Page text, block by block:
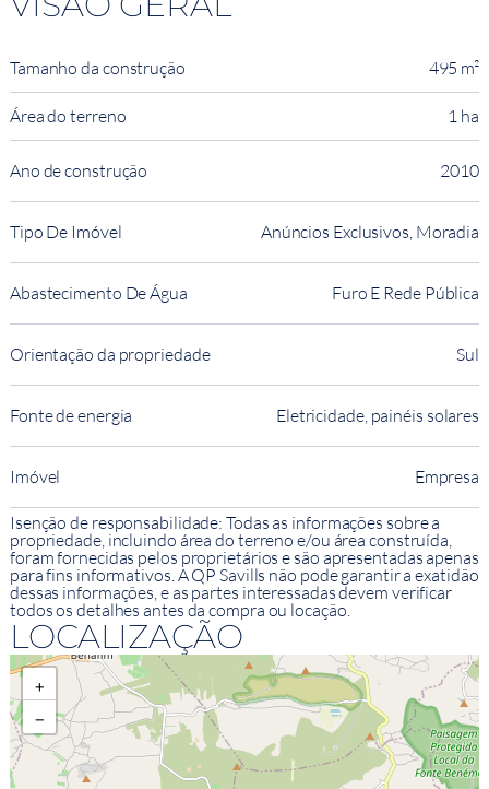
Tamanho da construção 495 m²
Área do terreno 1 ha
Ano de construção 2010
Tipo De Imóvel Anúncios Exclusivos, Moradia
Abastecimento De Água Furo E Rede Pública
Orientação da propriedade Sul
Fonte de energia Eletricidade, painéis solares
Imóvel Empresa
Isenção de responsabilidade: Todas as informações sobre a
propriedade, incluindo área do terreno e/ou área construída,
foram fornecidas pelos proprietários e são apresentadas apenas
para fins informativos. A QP Savills não pode garantir a exatidão
dessas informações, e as partes interessadas devem verificar
todos os detalhes antes da compra ou locação.
LOCALIZAÇÃO
+
−